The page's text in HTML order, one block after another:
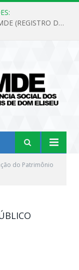
PREGÃO ELETRÔNICO Nº 02/2026-IPSEMDE (REGISTRO DE PREÇOS PARA FUTURA E EVENTUAL AQUISIÇÃO DE MATERIAL DE LIMPEZA E GÊNEROS ALIMENTÍCIOS PARA ATENDER AS NECESSIDADES DO INSTITUTO DE PREVIDÊNCIA SOCIAL DOS SERVIDORES MUNICIPAIS DE DOM ELISEU.)
do Patrimônio